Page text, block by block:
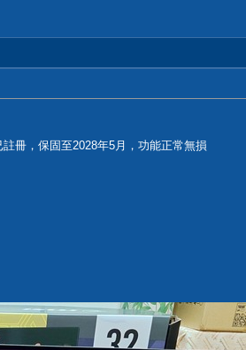
冊，保固至2028年5月，功能正常無損